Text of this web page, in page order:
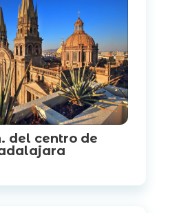
del centro de